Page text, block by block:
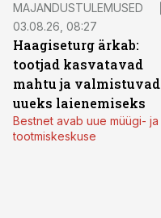
MAJANDUSTULEMUSED
03.08.26, 08:27
Haagiseturg ärkab:
tootjad kasvatavad
mahtu ja valmistuvad
uueks laienemiseks
Bestnet avab uue müügi- ja
tootmiskeskuse